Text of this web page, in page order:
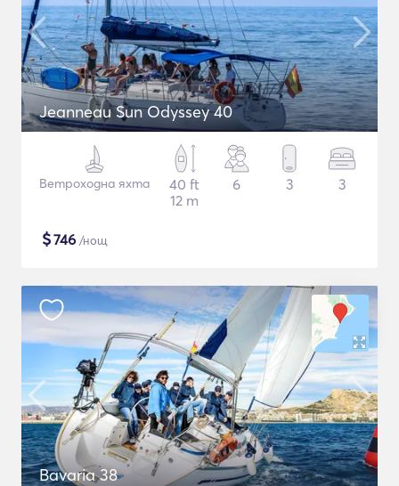
Jeanneau Sun Odyssey 40
Ветроходна яхта
40 ft
12 m
6 3 3
$746 /нощ
Bavaria 38